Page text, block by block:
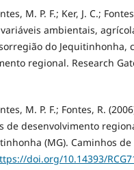
M. P. F.; Ker, J. C.;
ambientais,
do Jequitinhonha,
regional. Research
M. P. F.; Fontes, R.
de desenvolvimento
(MG). Caminhos de
doi.org/10.14393/